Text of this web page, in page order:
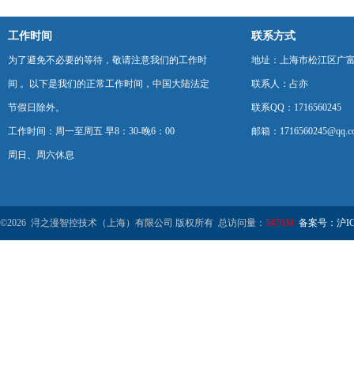
工作时间
为了避免不必要的等待，敬请注意我们的工作时
间 。以下是我们的正常工作时间，中国大陆法定
节假日除外。
工作时间：周一至周五 早8：30-晚6：00
周日、周六休息
联系方式
地址：上海市松江区广
联系人：占亦
联系QQ：1716560245
邮箱：
©2026 浔之漫智控技术（上海）有限公司 版权所有 总访问量： 547034 备案号：沪